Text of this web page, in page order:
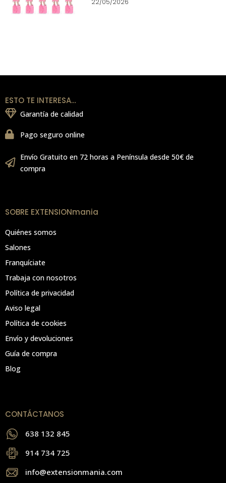
ESTO TE INTERESA…
Garantía de calidad
Pago seguro online
Envío Gratuito en 72 horas a Península desde 50€ de
compra
SOBRE EXTENSIONmania
Quiénes somos
Salones
Franquíciate
Trabaja con nosotros
Política de privacidad
Aviso legal
Política de cookies
Envío y devoluciones
Guía de compra
Blog
CONTÁCTANOS
638 132 845
914 734 725
info@extensionmania.com